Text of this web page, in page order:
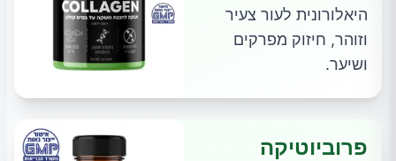
היאלורונית לעור צעיר
וזוהר, חיזוק מפרקים
ושיער.
פרוביוטיקה